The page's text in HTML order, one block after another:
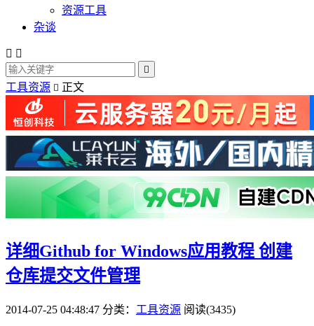
资源工具
杂谈
 

工具资源  正文
详细Github for Windows应用教程 创建
仓库提交文件管理
2014-07-25 04:48:47 分类： 工具资源 阅读(3435)